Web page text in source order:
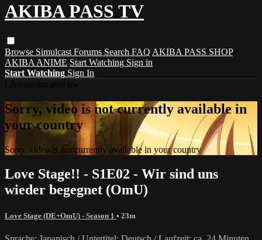
AKIBA PASS TV
Browse Simulcast Forums Search FAQ AKIBA PASS SHOP
AKIBA ANIME Start Watching Sign in
Start Watching Sign In
Sorry, video is not currently available in
your country
Sorry, video is not currently available in your country
Love Stage!! - S1E02 - Wir sind uns
wieder begegnet (OmU)
Love Stage (DE+OmU) - Season 1 • 23m